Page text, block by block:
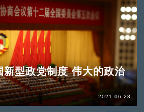
新型政党制度 伟大的政治
2021-06-28